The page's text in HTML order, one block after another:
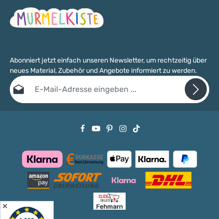
Abonniert jetzt einfach unseren Newsletter, um rechtzeitig über
neues Material, Zubehör und Angebote informiert zu werden.
E-Mail-Adresse*
Datenschutzbestimmungenzur Kenntnis genommen
✕